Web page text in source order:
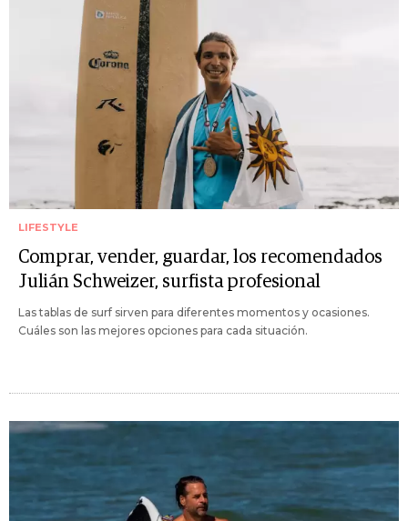
LIFESTYLE
Comprar, vender, guardar, los recomendados
Julián Schweizer, surfista profesional
Las tablas de surf sirven para diferentes momentos y ocasiones.
Cuáles son las mejores opciones para cada situación.